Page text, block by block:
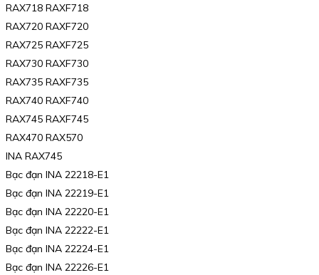
RAX718 RAXF718
RAX720 RAXF720
RAX725 RAXF725
RAX730 RAXF730
RAX735 RAXF735
RAX740 RAXF740
RAX745 RAXF745
RAX470 RAX570
INA RAX745
Bạc đạn INA 22218-E1
Bạc đạn INA 22219-E1
Bạc đạn INA 22220-E1
Bạc đạn INA 22222-E1
Bạc đạn INA 22224-E1
Bạc đạn INA 22226-E1